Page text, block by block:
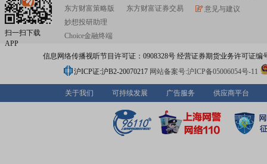
扫一扫下载
APP
东方财富策略版
妙想投研助理
Choice金融终端
东方财富证券交易
意见与建议
信息网络传播视听节目许可证：0908328号 经营证券期货业务许可证编
沪ICP证:沪B2-20070217 网站备案号:沪ICP备05006054号-11
关于我们 可持续发展 广告服务 供应商平台